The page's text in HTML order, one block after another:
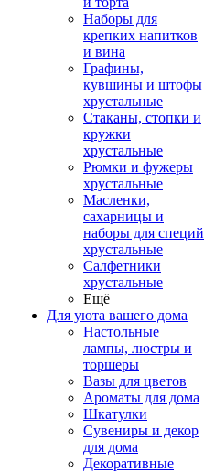
Наборы для
крепких напитков
и вина
Графины,
кувшины и штофы
хрустальные
Стаканы, стопки и
кружки
хрустальные
Рюмки и фужеры
хрустальные
Масленки,
сахарницы и
наборы для специй
хрустальные
Салфетники
хрустальные
Ещё
Для уюта вашего дома
Настольные
лампы, люстры и
торшеры
Вазы для цветов
Ароматы для дома
Шкатулки
Сувениры и декор
для дома
Декоративные